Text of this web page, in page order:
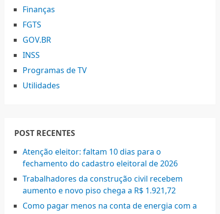
Finanças
FGTS
GOV.BR
INSS
Programas de TV
Utilidades
POST RECENTES
Atenção eleitor: faltam 10 dias para o
fechamento do cadastro eleitoral de 2026
Trabalhadores da construção civil recebem
aumento e novo piso chega a R$ 1.921,72
Como pagar menos na conta de energia com a